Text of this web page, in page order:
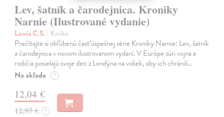
Lev, šatník a čarodejnica. Kroniky
Narnie (Ilustrované vydanie)
Lewis C.S. | Kniha
Prečítajte si obľúbenú časť úspešnej série Kroniky Narnie: Lev, šatník
a čarodejnica v novom ilustrovanom vydaní. V Európe zúri vojna a
rodičia posielajú svoje deti z Londýna na vidiek, aby ich chránili…
Na sklade ?
12,04 €
12,95 € ?